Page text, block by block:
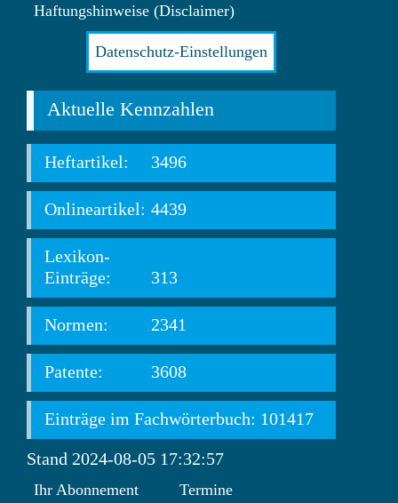
Haftungshinweise (Disclaimer)
Datenschutz-Einstellungen
Aktuelle Kennzahlen
Heftartikel: 3496
Onlineartikel: 4439
Lexikon-
Einträge:
313
Normen: 2341
Patente: 3608
Einträge im Fachwörterbuch: 101417
Stand 2024-08-05 17:32:57
Ihr Abonnement Termine